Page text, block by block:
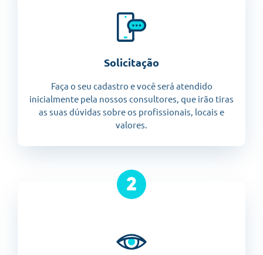
Solicitação
Faça o seu cadastro e você será atendido
inicialmente pela nossos consultores, que irão tiras
as suas dúvidas sobre os profissionais, locais e
valores.